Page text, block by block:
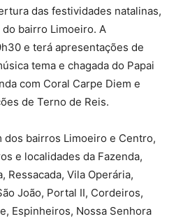
das festividades natalinas,
do bairro Limoeiro. A
e terá apresentações de
tema e chagada do Papai
com Coral Carpe Diem e
de Terno de Reis.
dos bairros Limoeiro e Centro,
e localidades da Fazenda,
Ressacada, Vila Operária,
João, Portal II, Cordeiros,
Espinheiros, Nossa Senhora